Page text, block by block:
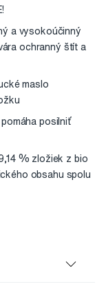
a vysokoúčinný
ochranný štít a
maslo
posilniť
% zložiek z bio
obsahu spolu